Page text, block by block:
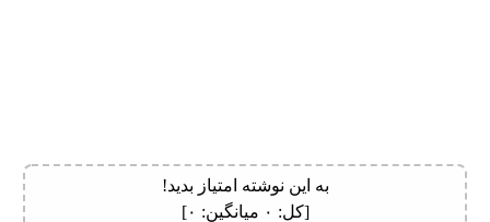
به این نوشته امتیاز بدید!
[کل: ۰ میانگین: ۰]